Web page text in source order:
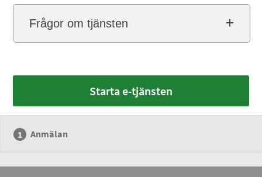
Frågor om tjänsten
Starta e-tjänsten
Anmälan